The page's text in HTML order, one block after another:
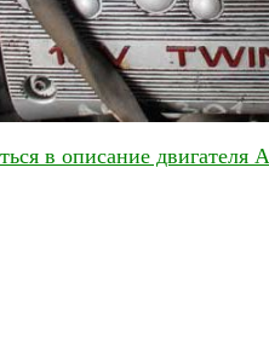
в описание